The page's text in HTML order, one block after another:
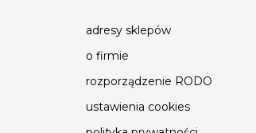
adresy sklepów
o firmie
rozporządzenie RODO
ustawienia cookies